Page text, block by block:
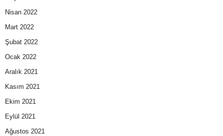
Nisan 2022
Mart 2022
Şubat 2022
Ocak 2022
Aralık 2021
Kasım 2021
Ekim 2021
Eylül 2021
Ağustos 2021